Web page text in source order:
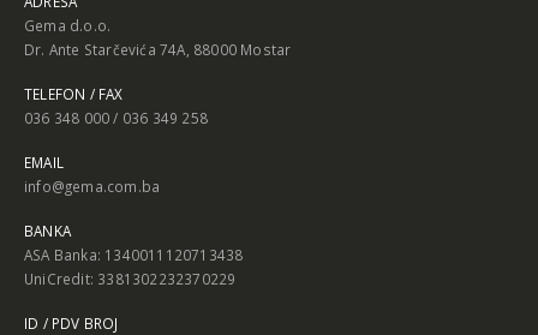
Gema d.o.o.
Dr. Ante Starčevića 74A, 88000 Mostar
TELEFON / FAX
036 348 000 / 036 349 258
EMAIL
info@gema.com.ba
BANKA
ASA Banka: 1340011120713438
UniCredit: 3381302232370229
ID / PDV BROJ